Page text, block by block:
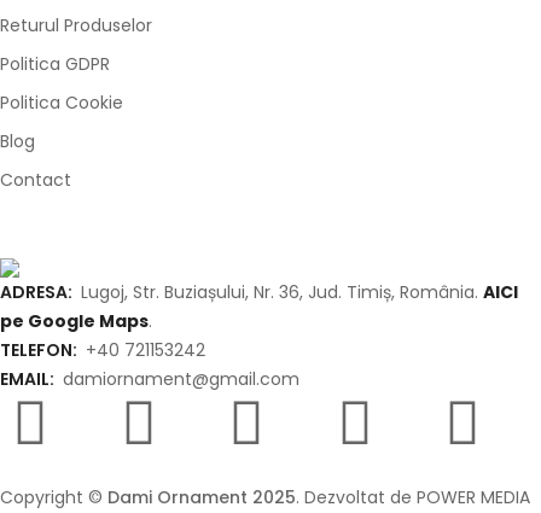
Returul Produselor
Politica GDPR
Politica Cookie
Blog
Contact
ADRESA: Lugoj, Str. Buziașului, Nr. 36, Jud. Timiș, România. AICI
pe Google Maps.
TELEFON: +40 721153242
EMAIL: damiornament@gmail.com
Copyright © Dami Ornament 2025. Dezvoltat de POWER MEDIA